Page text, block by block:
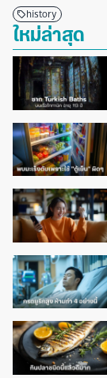
history
ใหม่ล่าสุด